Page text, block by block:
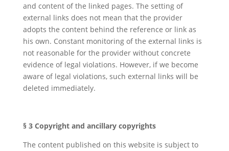
and content of the linked pages. The setting of
external links does not mean that the provider
adopts the content behind the reference or link as
his own. Constant monitoring of the external links is
not reasonable for the provider without concrete
evidence of legal violations. However, if we become
aware of legal violations, such external links will be
deleted immediately.
§ 3 Copyright and ancillary copyrights
The content published on this website is subject to